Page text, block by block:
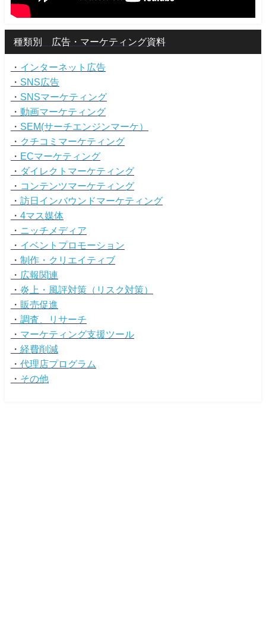
種類別 広告・マーケティング資料
・ インターネット広告
・ SNS広告
・ SNSマーケティング
・ 動画マーケティング
・ SEM(サーチエンジンマーケ）
・ クチコミマーケティング
・ ECマーケティング
・ ダイレクトマーケティング
・ コンテンツマーケティング
・ 訪日インバウンドマーケティング
・ 4マス媒体
・ ニッチメディア
・ イベントプロモーション
・ 制作・クリエイティブ
・ 広報関連
・ 炎上・風評対策（リスク対策）
・ 販売促進
・ 調査、リサーチ
・ マーケティング支援ツール
・ 経費削減
・ 代理店プログラム
・ その他